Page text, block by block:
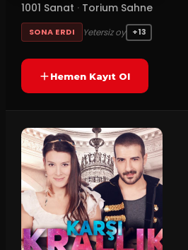
1001 Sanat · Torium Sahne
SONA ERDI Yetersiz oy +13
Hemen Kayıt Ol